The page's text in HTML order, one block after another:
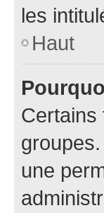
les
Haut
Certains
une